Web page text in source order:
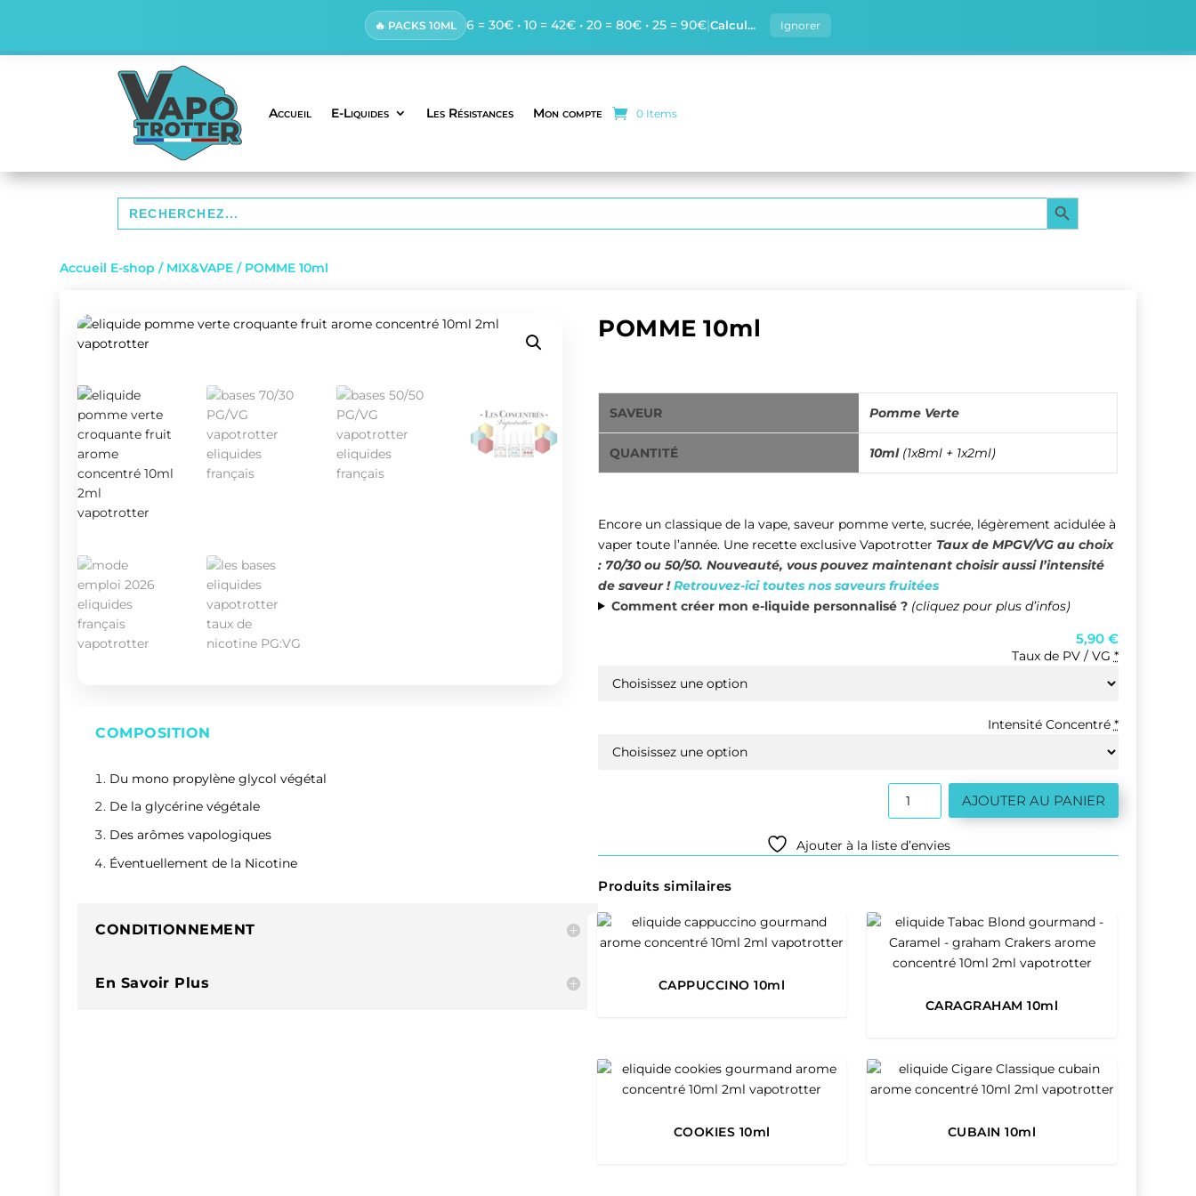
🔥 PACKS 10ML 6 = 30€ • 10 = 42€ • 20 = 80€ • 25 = 90€|Calcul... Ignorer
Accueil E-Liquides Les Résistances Mon compte 0 Items
Search
for:
SEARCH BUTTON
Accueil E-shop / MIX&VAPE / POMME 10ml
COMPOSITION
Du mono propylène glycol végétal
De la glycérine végétale
Des arômes vapologiques
Éventuellement de la Nicotine
CONDITIONNEMENT
En Savoir Plus
POMME 10ml
SAVEUR Pomme Verte
QUANTITÉ 10ml (1x8ml + 1x2ml)
Encore un classique de la vape, saveur pomme verte, sucrée, légèrement acidulée à
vaper toute l’année. Une recette exclusive Vapotrotter Taux de MPGV/VG au choix
: 70/30 ou 50/50. Nouveauté, vous pouvez maintenant choisir aussi l’intensité
de saveur !Retrouvez-ici toutes nos saveurs fruitées
Comment créer mon e-liquide personnalisé ? (cliquez pour plus d’infos)
5,90 €
Taux de PV / VG *
Intensité Concentré *
10ml
AJOUTER AU PANIER
Ajouter à la liste d’envies
Produits similaires
CAPPUCCINO 10ml
CARAGRAHAM 10ml
COOKIES 10ml CUBAIN 10ml